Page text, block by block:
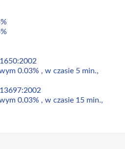
0.03% , w czasie 5 min.,
0.03% , w czasie 15 min.,